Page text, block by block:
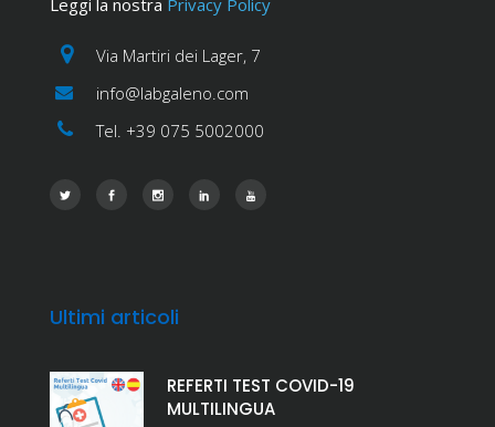
Leggi la nostra Privacy Policy
Via Martiri dei Lager, 7
info@labgaleno.com
Tel. +39 075 5002000
Ultimi articoli
REFERTI TEST COVID-19
MULTILINGUA